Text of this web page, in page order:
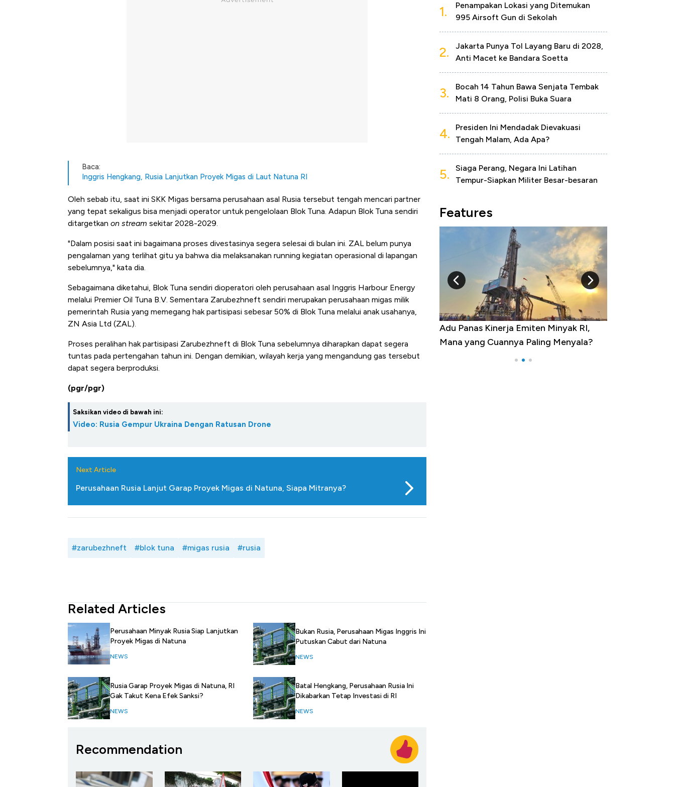
Baca:
Inggris Hengkang, Rusia Lanjutkan Proyek Migas di Laut Natuna RI
Oleh sebab itu, saat ini SKK Migas bersama perusahaan asal Rusia tersebut tengah mencari partner
yang tepat sekaligus bisa menjadi operator untuk pengelolaan Blok Tuna. Adapun Blok Tuna sendiri
ditargetkan on stream sekitar 2028-2029.
"Dalam posisi saat ini bagaimana proses divestasinya segera selesai di bulan ini. ZAL belum punya
pengalaman yang terlihat gitu ya bahwa dia melaksanakan running kegiatan operasional di lapangan
sebelumnya," kata dia.
Sebagaimana diketahui, Blok Tuna sendiri dioperatori oleh perusahaan asal Inggris Harbour Energy
melalui Premier Oil Tuna B.V. Sementara Zarubezhneft sendiri merupakan perusahaan migas milik
pemerintah Rusia yang memegang hak partisipasi sebesar 50% di Blok Tuna melalui anak usahanya,
ZN Asia Ltd (ZAL).
Proses peralihan hak partisipasi Zarubezhneft di Blok Tuna sebelumnya diharapkan dapat segera
tuntas pada pertengahan tahun ini. Dengan demikian, wilayah kerja yang mengandung gas tersebut
dapat segera berproduksi.
(pgr/pgr)
Saksikan video di bawah ini:
Video: Rusia Gempur Ukraina Dengan Ratusan Drone
Next Article
Perusahaan Rusia Lanjut Garap Proyek Migas di Natuna, Siapa Mitranya?
#zarubezhneft #blok tuna #migas rusia #rusia
Related Articles
Perusahaan Minyak Rusia Siap Lanjutkan
Proyek Migas di Natuna
NEWS
Rusia Garap Proyek Migas di Natuna, RI
Gak Takut Kena Efek Sanksi?
NEWS
Bukan Rusia, Perusahaan Migas Inggris Ini
Putuskan Cabut dari Natuna
NEWS
Batal Hengkang, Perusahaan Rusia Ini
Dikabarkan Tetap Investasi di RI
NEWS
Recommendation
1.
Penampakan Lokasi yang Ditemukan
995 Airsoft Gun di Sekolah
2.
Jakarta Punya Tol Layang Baru di 2028,
Anti Macet ke Bandara Soetta
3.
Bocah 14 Tahun Bawa Senjata Tembak
Mati 8 Orang, Polisi Buka Suara
4.
Presiden Ini Mendadak Dievakuasi
Tengah Malam, Ada Apa?
5.
Siaga Perang, Negara Ini Latihan
Tempur-Siapkan Militer Besar-besaran
Features
Tembaga Terbang ke Zona Berbahaya
Adu Panas Kinerja Emiten Minyak RI,
Mana yang Cuannya Paling Menyala?